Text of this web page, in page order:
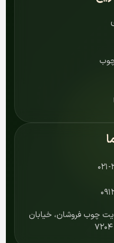
چوب فروشان، خیابان